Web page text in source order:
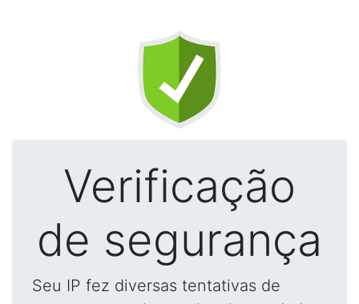
Verificação
de segurança
Seu IP fez diversas tentativas de